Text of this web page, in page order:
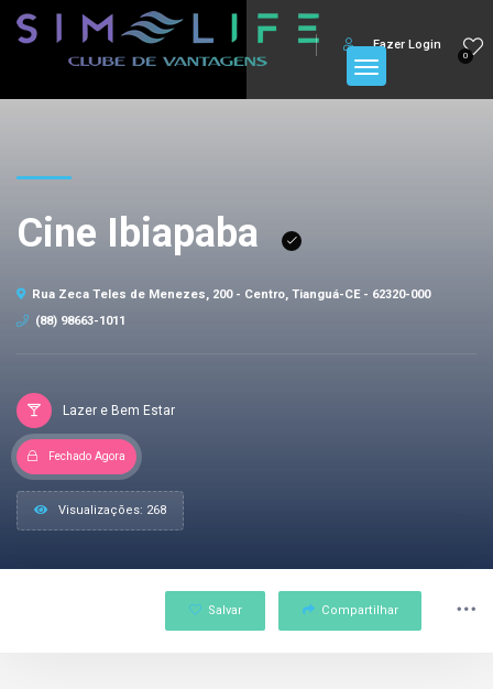
0
Fazer Login
Cine Ibiapaba
Rua Zeca Teles de Menezes, 200 - Centro, Tianguá-CE - 62320-000
(88) 98663-1011
Lazer e Bem Estar
Fechado Agora
Visualizações: 268
Salvar Compartilhar